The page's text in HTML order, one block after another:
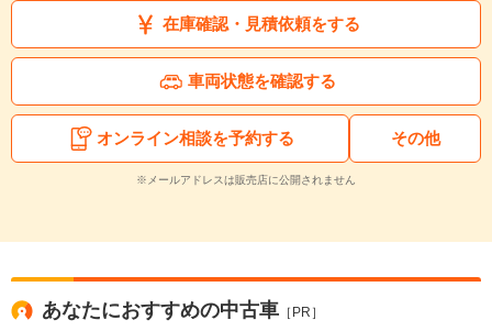
在庫確認・見積依頼をする
車両状態を確認する
オンライン相談を予約する その他
※メールアドレスは販売店に公開されません
あなたにおすすめの中古車 ［PR］